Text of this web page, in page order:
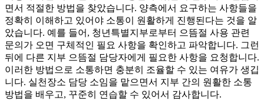
면서 적절한 방법을 찾았습니다. 양측에서 요구하는 사항들을
정확히 이해하고 있어야 소통이 원활하게 진행된다는 것을 알
았습니다. 예를 들어, 청년특별지부로부터 으뜸절 사용 관련
문의가 오면 구체적인 필요 사항을 확인하고 파악합니다. 그런
뒤에 다른 지부 으뜸절 담당자에게 필요한 사항을 요청합니다.
이러한 방법으로 소통하면 충분히 조율할 수 있는 여유가 생깁
니다. 실천장소 담당 소임을 맡으면서 지부 간의 원활한 소통
방법을 배우고, 꾸준히 연습할 수 있어서 감사합니다.